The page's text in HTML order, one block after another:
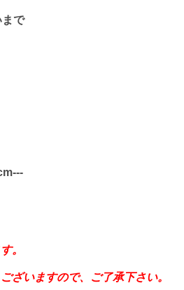
で
。
ざいますので、ご了承下さい。